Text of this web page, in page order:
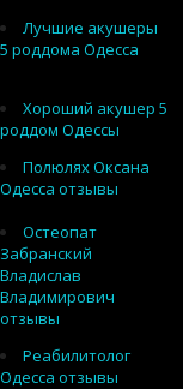
Лучшие акушеры
5 роддома Одесса
Хороший акушер 5
роддом Одессы
Полюлях Оксана
Одесса отзывы
Остеопат
Забранский
Владислав
Владимирович
отзывы
Реабилитолог
Одесса отзывы